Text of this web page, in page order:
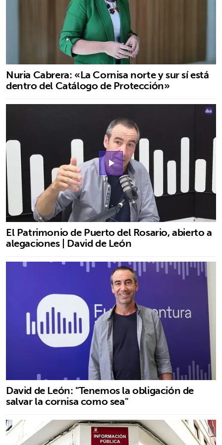
Nuria Cabrera: «La Cornisa norte y sur sí está
dentro del Catálogo de Protección»
play_arrow
El Patrimonio de Puerto del Rosario, abierto a
alegaciones | David de León
David de León: "Tenemos la obligación de
salvar la cornisa como sea"